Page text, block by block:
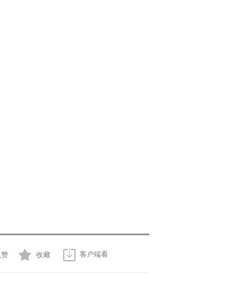
赞 收藏 客户端看